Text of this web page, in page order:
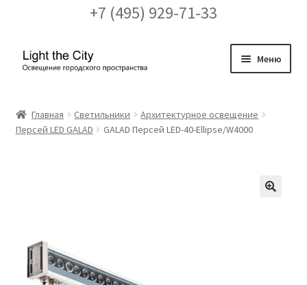
+7 (495) 929-71-33
Перейти
Перейти
Меню
FAQ про кронштейны
Доставка и оплата
Заказ проекта освещения
Главная Светильники
Архитектурное освещение
Персей LED GALAD
GALAD Персей LED-40-Ellipse/W4000